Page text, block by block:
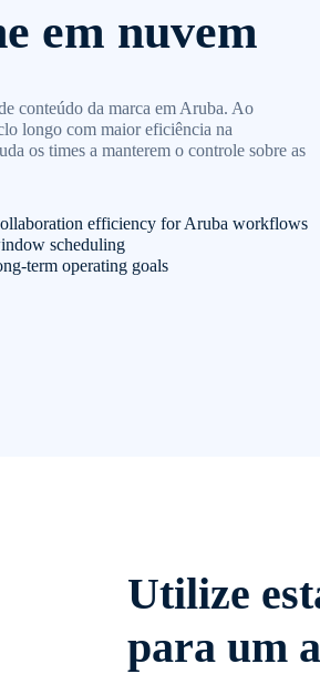
em nuvem
conteúdo da marca em Aruba. Ao
longo com maior eficiência na
os times a manterem o controle sobre as
efficiency for Aruba workflows
scheduling
term operating goals
Utilize
para um